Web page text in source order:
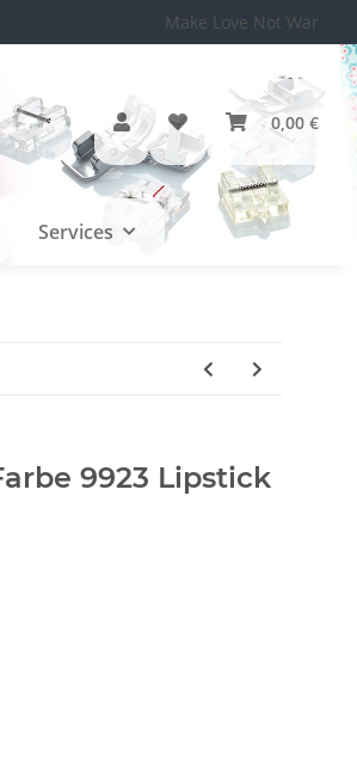
Make Love Not War
0,00 €
Services
9923 Lipstick